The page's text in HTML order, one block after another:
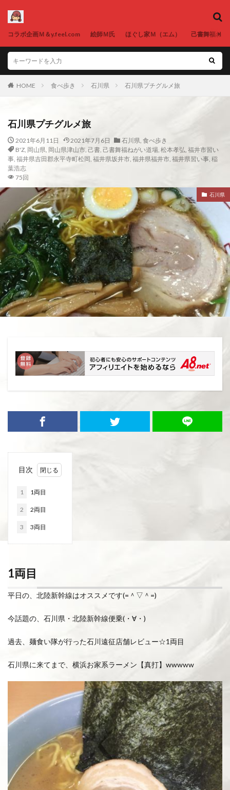
コラボ企画Ｍ＆y.feel.com 絵師Ｍ氏 ほぐし家Ｍ（エム） 己書舞福ねが
HOME 食べ歩き 石川県 石川県プチグルメ旅
石川県プチグルメ旅
2021年6月11日 2021年7月6日 石川県, 食べ歩き
B'Z, 岡山県, 岡山県津山市, 己書, 己書舞福ねがい道場, 松本孝弘, 福井市習い
事, 福井県吉田郡永平寺町松岡, 福井県坂井市, 福井県福井市, 福井県習い事, 稲
葉浩志
75回
石川県
目次
1 1両目
2 2両目
3 3両目
1両目
平日の、北陸新幹線はオススメです(=＾▽＾=)
今話題の、石川県・北陸新幹線便乗(・∀・)
過去、麺食い隊が行った石川遠征店舗レビュー☆1両目
石川県に来てまで、横浜お家系ラーメン【真打】wwwww